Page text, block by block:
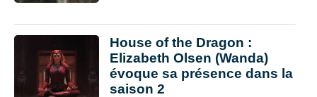
House of the Dragon :
Elizabeth Olsen (Wanda)
évoque sa présence dans la
saison 2